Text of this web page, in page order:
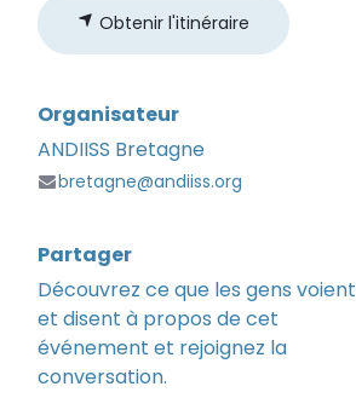
Obtenir l'itinéraire
Organisateur
ANDIISS Bretagne
bretagne@andiiss.org
Partager
Découvrez ce que les gens voient
et disent à propos de cet
événement et rejoignez la
conversation.